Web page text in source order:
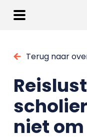
Terug naar
niet